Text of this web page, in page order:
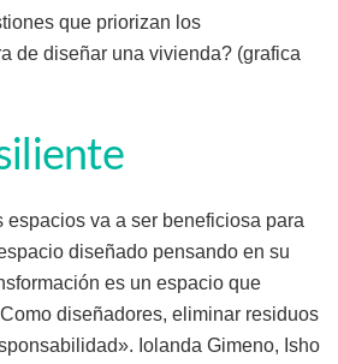
que priorizan los
de diseñar una vivienda? (grafica
va a ser beneficiosa para
diseñado pensando en su
es un espacio que
diseñadores, eliminar residuos
Iolanda Gimeno, Isho